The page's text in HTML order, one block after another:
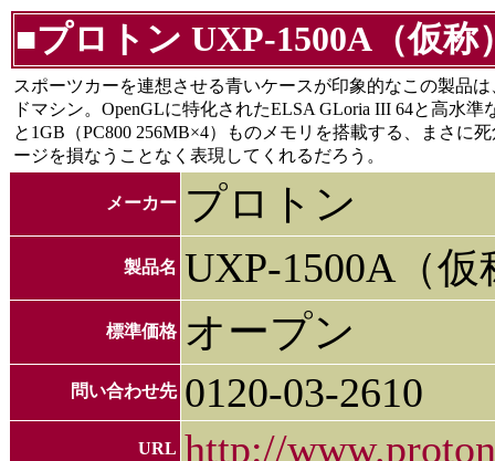
■プロトン UXP-1500A（仮称
スポーツカーを連想させる青いケースが印象的なこの製品
ドマシン。OpenGLに特化されたELSA GLoria III 64と高水準
と1GB（PC800 256MB×4）ものメモリを搭載する、まさに
ージを損なうことなく表現してくれるだろう。
メーカー プロトン
製品名 UXP-1500A（仮
標準価格 オープン
問い合わせ先 0120-03-2610
URL http://